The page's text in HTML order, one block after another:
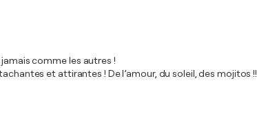
comme les autres !
et attirantes ! De l’amour, du soleil, des mojitos !!